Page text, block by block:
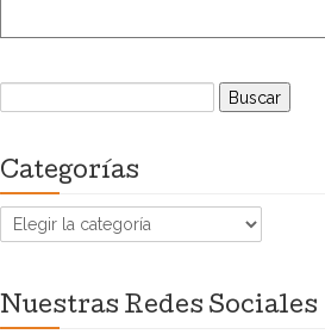
Buscar:
Categorías
Categorías
Nuestras Redes Sociales